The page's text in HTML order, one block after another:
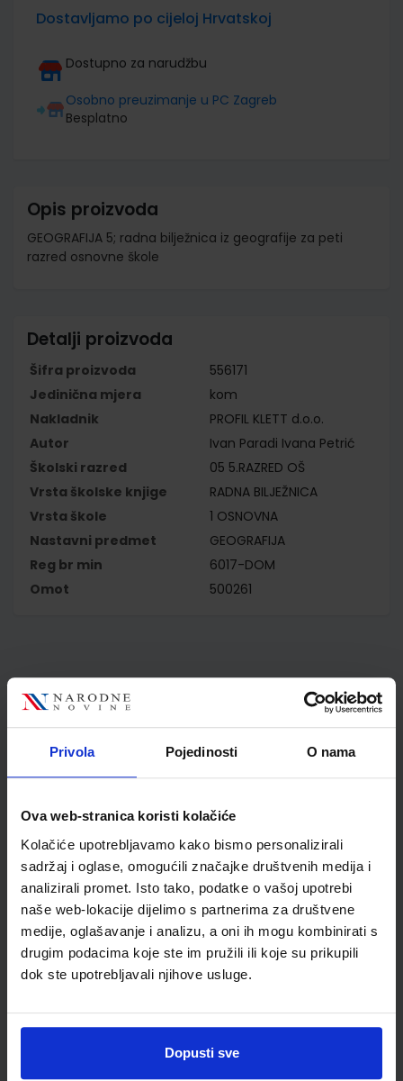
Privola Pojedinosti O nama
Ova web-stranica koristi kolačiće
Kolačiće upotrebljavamo kako bismo personalizirali
sadržaj i oglase, omogućili značajke društvenih medija i
analizirali promet. Isto tako, podatke o vašoj upotrebi
naše web-lokacije dijelimo s partnerima za društvene
medije, oglašavanje i analizu, a oni ih mogu kombinirati s
drugim podacima koje ste im pružili ili koje su prikupili
dok ste upotrebljavali njihove usluge.
Dopusti sve
Dostavljamo po cijeloj Hrvatskoj
Dostupno za narudžbu
Osobno preuzimanje u PC Zagreb
Besplatno
Opis proizvoda
GEOGRAFIJA 5; radna bilježnica iz geografije za peti
razred osnovne škole
Detalji proizvoda
Šifra proizvoda
556171
Jedinična mjera
kom
Nakladnik
PROFIL KLETT d.o.o.
Autor
Ivan Paradi Ivana Petrić
Školski razred
05 5.RAZRED OŠ
Vrsta školske knjige
RADNA BILJEŽNICA
Vrsta škole
1 OSNOVNA
Nastavni predmet
GEOGRAFIJA
Reg br min
6017-DOM
Omot
500261
Kupci najčešće biraju..
udžbenike; dimenzije
421x277; tip 261
0,85 €